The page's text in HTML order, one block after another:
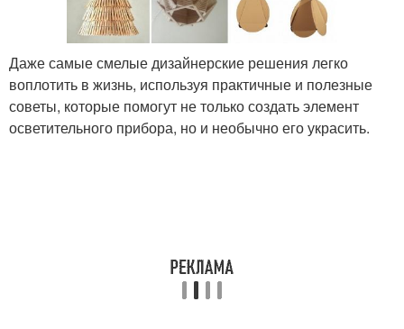
Даже самые смелые дизайнерские решения легко
воплотить в жизнь, используя практичные и полезные
советы, которые помогут не только создать элемент
осветительного прибора, но и необычно его украсить.